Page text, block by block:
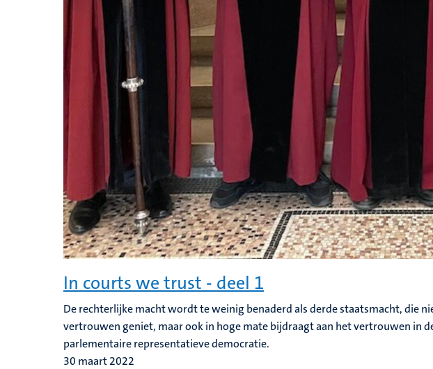
In courts we trust - deel 1
De rechterlijke macht wordt te weinig benaderd als derde staatsmacht, die
vertrouwen geniet, maar ook in hoge mate bijdraagt aan het vertrouwen in
parlementaire representatieve democratie.
30 maart 2022